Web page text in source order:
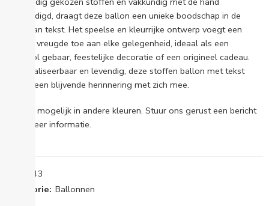
vervaardigd, draagt deze ballon een unieke boodschap in de
vorm van tekst. Het speelse en kleurrijke ontwerp voegt een
vleugje vreugde toe aan elke gelegenheid, ideaal als een
liefdevol gebaar, feestelijke decoratie of een origineel cadeau.
Personaliseerbaar en levendig, deze stoffen ballon met tekst
brengt een blijvende herinnering met zich mee.
Ook mogelijk in andere kleuren. Stuur ons gerust een bericht
voor meer informatie.
543
Categorie: Ballonnen